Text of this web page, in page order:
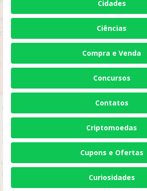
Cidades
Ciências
Compra e Venda
Concursos
Contatos
Criptomoedas
Cupons e Ofertas
Curiosidades